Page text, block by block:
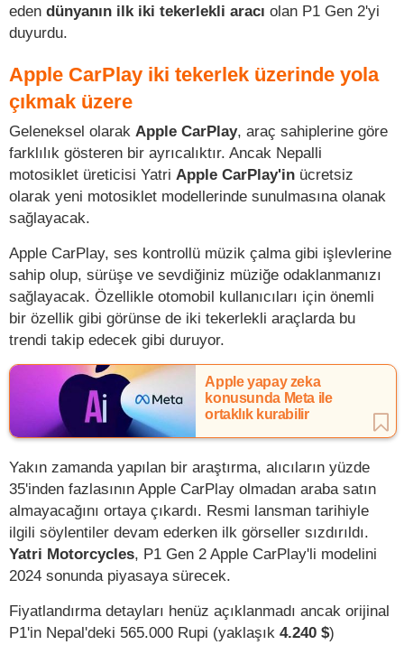
eden dünyanın ilk iki tekerlekli aracı olan P1 Gen 2'yi
duyurdu.
Apple CarPlay iki tekerlek üzerinde yola
çıkmak üzere
Geleneksel olarak Apple CarPlay, araç sahiplerine göre
farklılık gösteren bir ayrıcalıktır. Ancak Nepalli
motosiklet üreticisi Yatri Apple CarPlay'in ücretsiz
olarak yeni motosiklet modellerinde sunulmasına olanak
sağlayacak.
Apple CarPlay, ses kontrollü müzik çalma gibi işlevlerine
sahip olup, sürüşe ve sevdiğiniz müziğe odaklanmanızı
sağlayacak. Özellikle otomobil kullanıcıları için önemli
bir özellik gibi görünse de iki tekerlekli araçlarda bu
trendi takip edecek gibi duruyor.
Apple yapay zeka
konusunda Meta ile
ortaklık kurabilir
Yakın zamanda yapılan bir araştırma, alıcıların yüzde
35'inden fazlasının Apple CarPlay olmadan araba satın
almayacağını ortaya çıkardı. Resmi lansman tarihiyle
ilgili söylentiler devam ederken ilk görseller sızdırıldı.
Yatri Motorcycles, P1 Gen 2 Apple CarPlay'li modelini
2024 sonunda piyasaya sürecek.
Fiyatlandırma detayları henüz açıklanmadı ancak orijinal
P1'in Nepal'deki 565.000 Rupi (yaklaşık 4.240 $)